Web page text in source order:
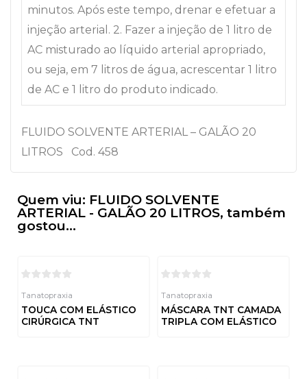
minutos. Após este tempo, drenar e efetuar a
injeção arterial. 2. Fazer a injeção de 1 litro de
AC misturado ao líquido arterial apropriado,
ou seja, em 7 litros de água, acrescentar 1 litro
de AC e 1 litro do produto indicado.
FLUIDO SOLVENTE ARTERIAL – GALÃO 20
LITROS Cod. 458
Quem viu: FLUIDO SOLVENTE
ARTERIAL - GALÃO 20 LITROS, também
gostou...
Tanatopraxia
TOUCA COM ELÁSTICO
CIRÚRGICA TNT
Tanatopraxia
MÁSCARA TNT CAMADA
TRIPLA COM ELÁSTICO